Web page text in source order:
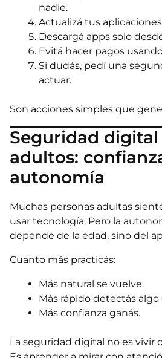
nadie.
Actualizá tus
Descargá apps solo
Evitá hacer pagos
Si dudás, pedí una
actuar.
Son acciones simples que
Seguridad digital
adultos:
autonomía
Muchas personas adultas
usar tecnología. Pero la
depende de la edad, sino del
Cuanto más practicás:
Más natural se vuelve.
Más rápido detectás algo
Más confianza ganás.
La seguridad digital no es vivir